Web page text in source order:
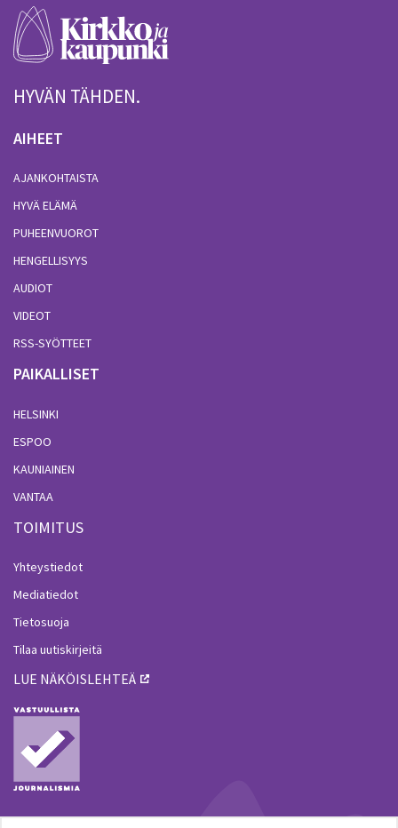
HYVÄN TÄHDEN.
AIHEET
AJANKOHTAISTA
HYVÄ ELÄMÄ
PUHEENVUOROT
HENGELLISYYS
AUDIOT
VIDEOT
RSS-SYÖTTEET
PAIKALLISET
HELSINKI
ESPOO
KAUNIAINEN
VANTAA
TOIMITUS
Yhteystiedot
Mediatiedot
Tietosuoja
Tilaa uutiskirjeitä
LUE NÄKÖISLEHTEÄ